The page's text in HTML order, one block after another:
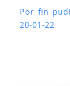
Por fin
20-01-22